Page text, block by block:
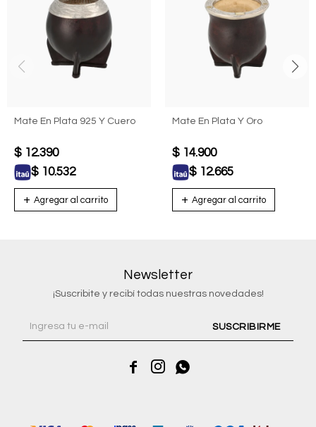
Mate En Plata 925 Y Cuero
$ 12.390
$ 10.532
Mate En Plata Y Oro
$ 14.900
$ 12.665
Newsletter
¡Suscribite y recibí todas nuestras novedades!
SUSCRIBIRME
  